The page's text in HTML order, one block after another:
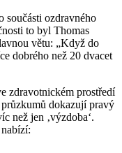
součásti ozdravného
to byl Thomas
větu: „Když do
dobrého než 20 dvacet
zdravotnickém prostředí
dokazují pravý
než jen ‚výzdoba‘.